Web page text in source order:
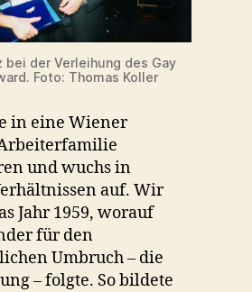
bei der Verleihung des Gay
Foto: Thomas Koller
in eine Wiener
und wuchs in
auf. Wir
Jahr 1959, worauf
für den
Umbruch – die
– folgte. So bildete